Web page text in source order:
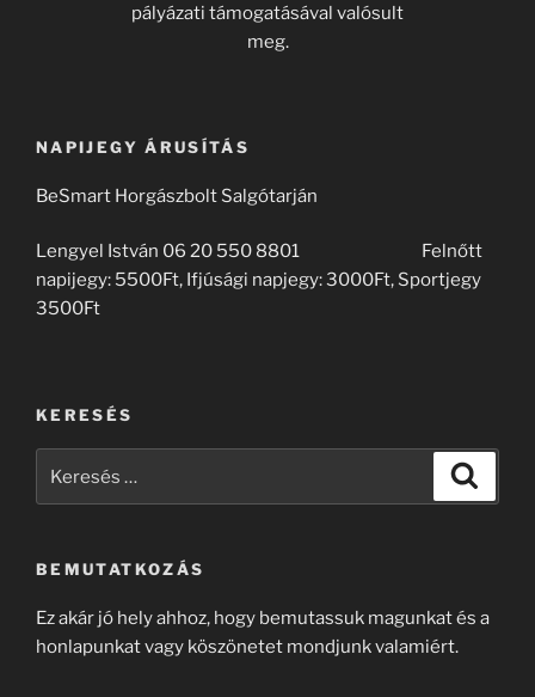
pályázati támogatásával valósult
meg.
NAPIJEGY ÁRUSÍTÁS
BeSmart Horgászbolt Salgótarján
Lengyel István 06 20 550 8801 Felnőtt
napijegy: 5500Ft, Ifjúsági napjegy: 3000Ft, Sportjegy
3500Ft
KERESÉS
BEMUTATKOZÁS
Ez akár jó hely ahhoz, hogy bemutassuk magunkat és a
honlapunkat vagy köszönetet mondjunk valamiért.